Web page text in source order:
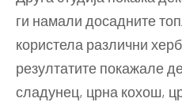
ги намали досадните
користела различни
резултатите покажале
сладунец, црна кохош,